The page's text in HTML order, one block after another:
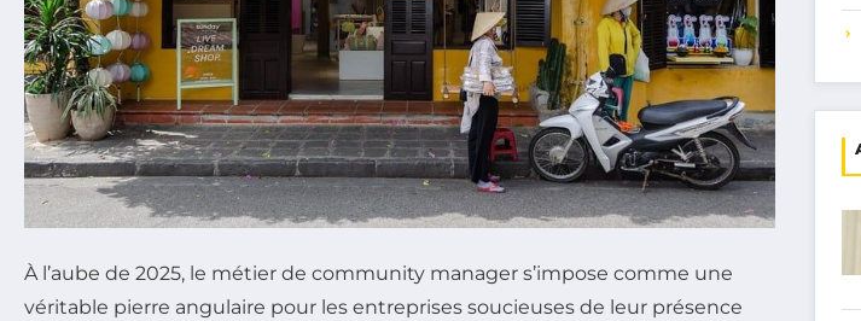
À l’aube de 2025, le métier de community manager s’impose comme une
véritable pierre angulaire pour les entreprises soucieuses de leur présence